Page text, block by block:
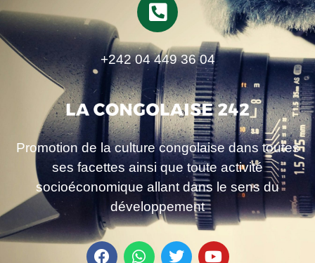
+242 04 449 36 04
Promotion de la culture congolaise dans toutes
ses facettes ainsi que toute activité
socioéconomique allant dans le sens du
développement